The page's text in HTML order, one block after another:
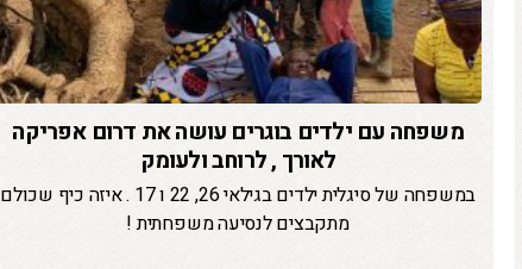
משפחה עם ילדים בוגרים עושה את דרום אפריקה
לאורך , לרוחב ולעומק
במשפחה של סיגלית ילדים בגילאי 26, 22 ו 17 . איזה כיף שכולם
מתקבצים לנסיעה משפחתית !